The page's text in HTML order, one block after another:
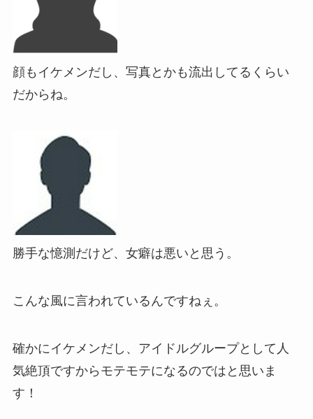
顔もイケメンだし、写真とかも流出してるくらい
だからね。
勝手な憶測だけど、女癖は悪いと思う。
こんな風に言われているんですねぇ。
確かにイケメンだし、アイドルグループとして人
気絶頂ですからモテモテになるのではと思いま
す！